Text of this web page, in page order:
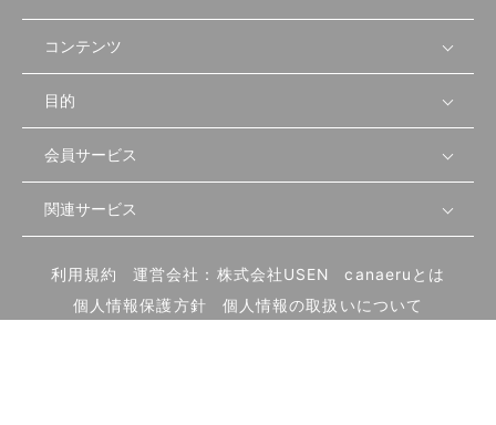
コンテンツ
無料開業相談
セミナー情報
セミナー動画
物件を探す
首都圏
北海道
先輩開業者の声
開業・経営に関する記事
目的
店舗運営
物件
内装・設備
食材・仕入れ
会員サービス
会員登録
ログイン
関連サービス
飲食店サクセスガイド（外部サイト）
利用規約 運営会社：株式会社USEN
canaeruとは
個人情報保護方針
個人情報の取扱いについて